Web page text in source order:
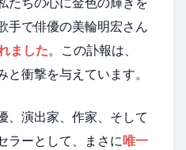
手で俳優の美輪明宏さん
ました。この訃報は、
衝撃を与えています。
、演出家、作家、そして
ラーとして、まさに唯一